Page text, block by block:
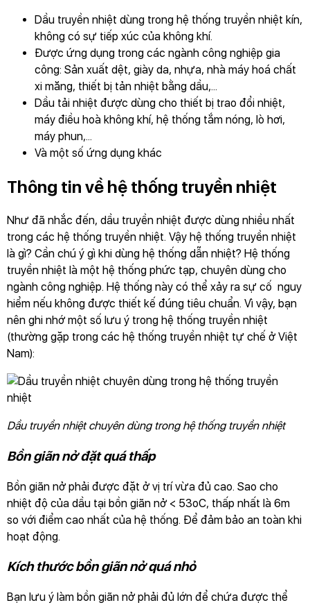
Dầu truyền nhiệt dùng trong hệ thống truyền nhiệt kín,
không có sự tiếp xúc của không khí.
Được ứng dụng trong các ngành công nghiệp gia
công: Sản xuất dệt, giày da, nhựa, nhà máy hoá chất
xi măng, thiết bị tản nhiệt bằng dầu,...
Dầu tải nhiệt được dùng cho thiết bị trao đổi nhiệt,
máy điều hoà không khí, hệ thống tắm nóng, lò hơi,
máy phun,...
Và một số ứng dụng khác
Thông tin về hệ thống truyền nhiệt
Như đã nhắc đến, dầu truyền nhiệt được dùng nhiều nhất
trong các hệ thống truyền nhiệt. Vậy hệ thống truyền nhiệt
là gì? Cần chú ý gì khi dùng hệ thống dẫn nhiệt? Hệ thống
truyền nhiệt là một hệ thống phức tạp, chuyên dùng cho
ngành công nghiệp. Hệ thống này có thể xảy ra sự cố nguy
hiểm nếu không được thiết kế đúng tiêu chuẩn. Vì vậy, bạn
nên ghi nhớ một số lưu ý trong hệ thống truyền nhiệt
(thường gặp trong các hệ thống truyền nhiệt tự chế ở Việt
Nam):
Dầu truyền nhiệt chuyên dùng trong hệ thống truyền nhiệt
Bồn giãn nở đặt quá thấp
Bồn giãn nở phải được đặt ở vị trí vừa đủ cao. Sao cho
nhiệt độ của dầu tại bồn giãn nở < 53oC, thấp nhất là 6m
so với điểm cao nhất của hệ thống. Để đảm bảo an toàn khi
hoạt động.
Kích thước bồn giãn nở quá nhỏ
Bạn lưu ý làm bồn giãn nở phải đủ lớn để chứa được thể